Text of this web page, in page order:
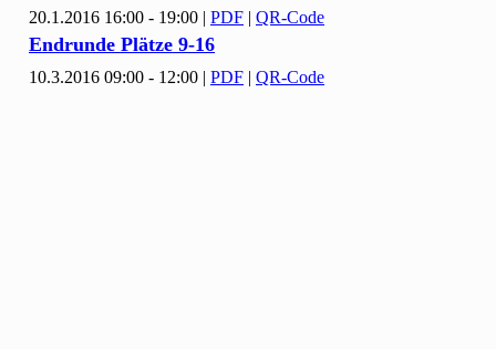
20.1.2016 16:00 - 19:00 | PDF | QR-Code
Endrunde Plätze 9-16
10.3.2016 09:00 - 12:00 | PDF | QR-Code